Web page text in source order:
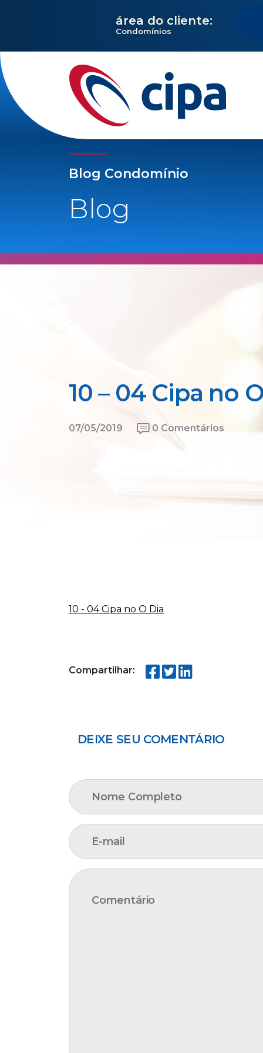
área do cliente:
Condomínios
Blog Condomínio
Blog
10 – 04 Cipa no
07/05/2019 0 Comentários
10 - 04 Cipa no O Dia
Compartilhar:
DEIXE SEU COMENTÁRIO